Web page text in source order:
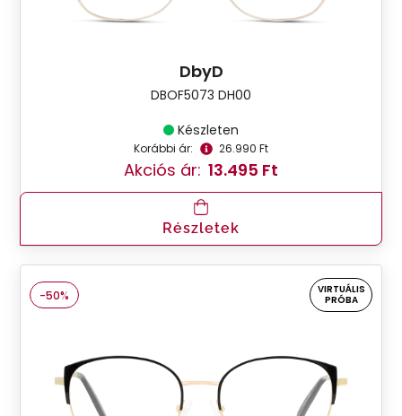
DbyD
DBOF5073 DH00
Készleten
Korábbi ár: 26.990 Ft
Akciós ár: 13.495 Ft
Részletek
-50%
VIRTUÁLIS
PRÓBA